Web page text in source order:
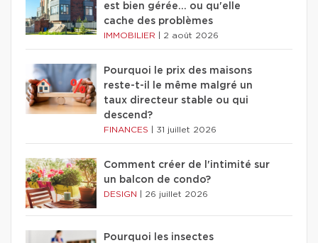
est bien gérée… ou qu'elle
cache des problèmes
IMMOBILIER 2 août 2026
Pourquoi le prix des maisons
reste-t-il le même malgré un
taux directeur stable ou qui
descend?
FINANCES 31 juillet 2026
Comment créer de l'intimité sur
un balcon de condo?
DESIGN 26 juillet 2026
Pourquoi les insectes